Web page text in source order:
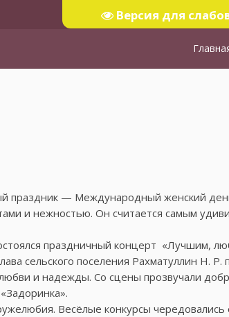
Версия для
праздник — Международный женский
и нежностью. Он считается самым
праздничный концерт «Лучшим,
сельского поселения Рахматуллин Н. Р.
и надежды. Со сцены прозвучали
Весёлые конкурсы